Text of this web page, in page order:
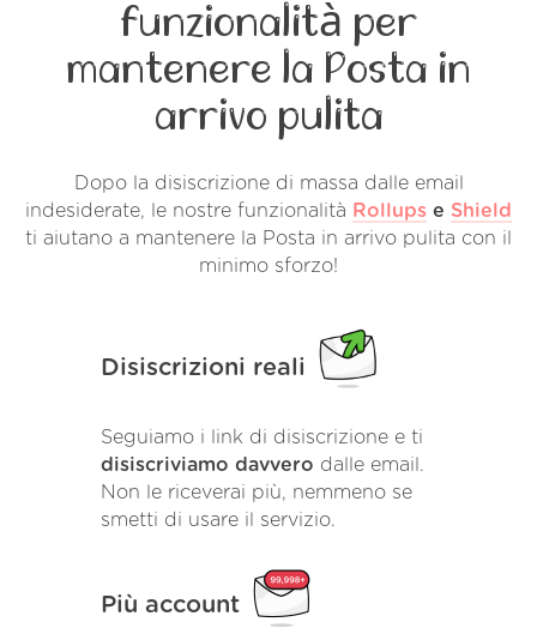
funzionalità per
mantenere la Posta in
arrivo pulita
Dopo la disiscrizione di massa dalle email
indesiderate, le nostre funzionalità Rollups e Shield
ti aiutano a mantenere la Posta in arrivo pulita con il
minimo sforzo!
Disiscrizioni reali
Seguiamo i link di disiscrizione e ti
disiscriviamo davvero dalle email.
Non le riceverai più, nemmeno se
smetti di usare il servizio.
Più account